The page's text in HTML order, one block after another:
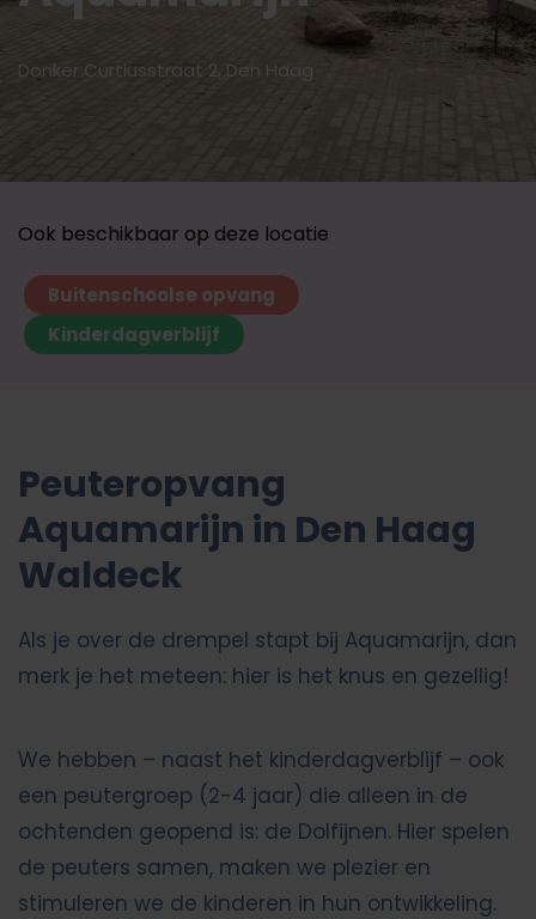
Donker Curtiusstraat 2, Den Haag
Ook beschikbaar op deze locatie
Buitenschoolse opvang
Kinderdagverblijf
Peuteropvang
Aquamarijn in Den Haag
Waldeck
Als je over de drempel stapt bij Aquamarijn, dan
merk je het meteen: hier is het knus en gezellig!
We hebben – naast het kinderdagverblijf – ook
een peutergroep (2-4 jaar) die alleen in de
ochtenden geopend is: de Dolfijnen. Hier spelen
de peuters samen, maken we plezier en
stimuleren we de kinderen in hun ontwikkeling.